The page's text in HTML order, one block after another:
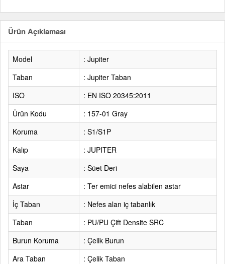
Ürün Açıklaması
Model
: Jupiter
Taban
: Jupiter Taban
ISO
: EN ISO 20345:2011
Ürün Kodu
: 157-01 Gray
Koruma
: S1/S1P
Kalıp
: JUPITER
Saya
: Süet Deri
Astar
: Ter emici nefes alabilen astar
İç Taban
: Nefes alan iç tabanlık
Taban
: PU/PU Çift Densite SRC
Burun Koruma
: Çelik Burun
Ara Taban
: Çelik Taban